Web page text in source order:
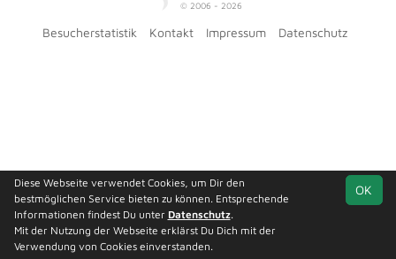
© 2006 - 2026
Besucherstatistik Kontakt Impressum Datenschutz
OK
Diese Webseite verwendet Cookies, um Dir den
bestmöglichen Service bieten zu können. Entsprechende
Informationen findest Du unter Datenschutz.
Mit der Nutzung der Webseite erklärst Du Dich mit der
Verwendung von Cookies einverstanden.